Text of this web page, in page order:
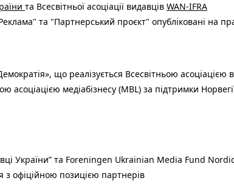
та Всесвітньої асоціації видавців WAN-IFRA
та "Партнерський проєкт" опубліковані на
що реалізується Всесвітньою асоціацією
медіабізнесу (MBL) за підтримки
України” та Foreningen Ukrainian Media Fund
з офіційною позицією партнерів